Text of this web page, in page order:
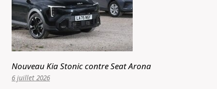
Nouveau Kia Stonic contre Seat Arona
6 juillet 2026